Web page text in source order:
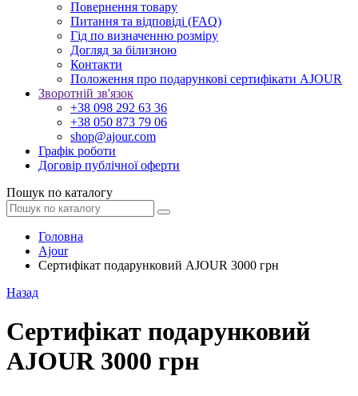
Повернення товару
Питання та відповіді (FAQ)
Гід по визначенню розміру
Догляд за білизною
Контакти
Положення про подарункові сертифікати AJOUR
Зворотній зв'язок
+38 098 292 63 36
+38 050 873 79 06
shop@ajour.com
Графік роботи
Договір публічної оферти
Пошук по каталогу
Головна
Ajour
Сертифікат подарунковий AJOUR 3000 грн
Назад
Сертифікат подарунковий
AJOUR 3000 грн